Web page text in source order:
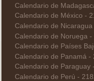
Calendario de
Calendario de México -
Calendario de Nicaragua
Calendario de Noruega -
Calendario de Países
Calendario de Panamá -
Calendario de Paraguay
Calendario de Perú -